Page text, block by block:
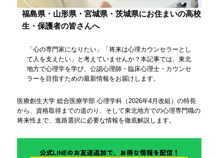
福島県・山形県・宮城県・茨城県にお住まいの高校
生・保護者の皆さんへ
「心の専門家になりたい」「将来は心理カウンセラーとし
て人を支えたい」と考えていませんか？本記事では、東北
地方で心理学を学び、公認心理師・臨床心理士・カウンセ
ラーを目指すための最新情報をお届けします。
医療創生大学 総合医療学部 心理学科（2026年4月改組）の特長
から、資格取得までの道のり、そして東北地方での心理専門職の
将来性まで、進路選択に必要な情報を徹底解説します。